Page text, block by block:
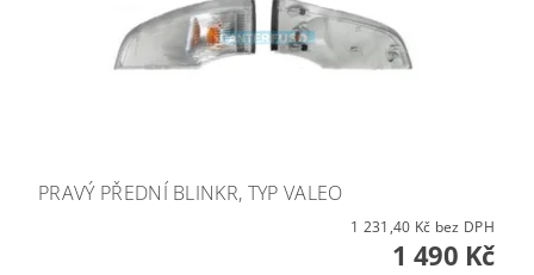
PRAVÝ PŘEDNÍ BLINKR, TYP VALEO
1 231,40 Kč bez DPH
1 490 Kč